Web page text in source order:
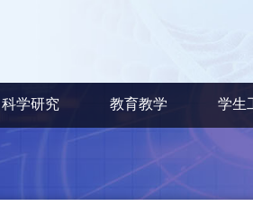
科学研究 教育教学 学生